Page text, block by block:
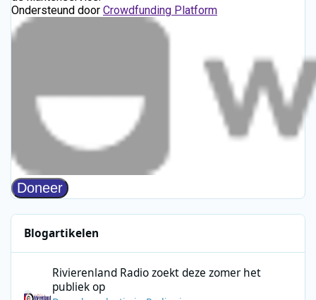
Blogartikelen
Rivierenland Radio zoekt deze zomer het
publiek op